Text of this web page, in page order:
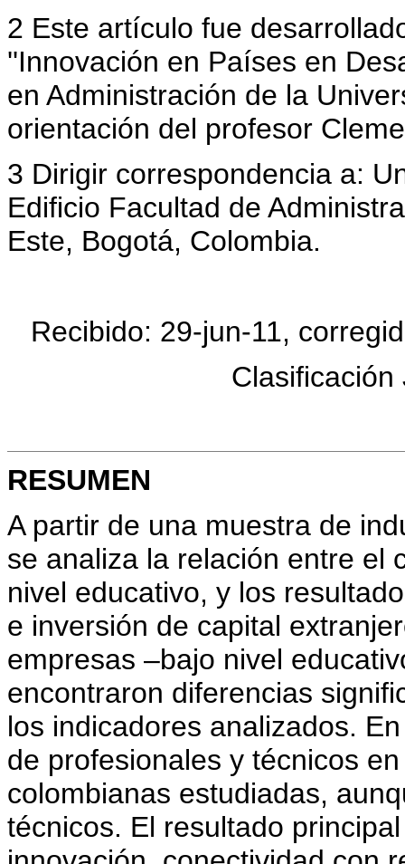
2 Este artículo fue
''Innovación en Países en
en Administración de la
orientación del profesor
3 Dirigir correspondencia a:
Edificio Facultad de
Este, Bogotá, Colombia.
Recibido: 29-jun-11,
Clasificación
RESUMEN
A partir de una muestra de
se analiza la relación entre el
nivel educativo, y los
e inversión de capital
empresas –bajo nivel
encontraron diferencias
los indicadores analizados.
de profesionales y técnicos
colombianas estudiadas,
técnicos. El resultado